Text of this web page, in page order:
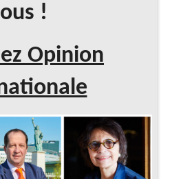
!
Opinion